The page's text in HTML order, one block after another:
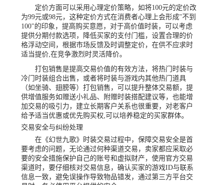
定价方面可以采用心理定价策略，如将100元的定价改
为99元或98元，这种定价方式在消费者心理上会形成"不到
100"的印象，提高购买意愿，对于高价值时装，可以考虑
提供分期付款选项，降低买家的支付门槛，设置合理的价
格浮动空间，根据市场反馈及时调整定价，在供不应求时
适当提价,在竞争激烈时灵活降价。
打包销售是提高交易价值的有效方法，将热门时装与
冷门时装组合出售，或者将时装与游戏内其他热门道具
（如坐骑、翅膀等）打包销售，可以提升整体交易额，提
供增值服务如赠送小礼品、附赠时装搭配建议等，也能增
加交易的吸引力，建立长期客户关系也很重要，对老客户
给予适当优惠或优先购买权,可以培养稳定的买家群体。
交易安全与纠纷处理
在《幻世九歌》时装交易过程中，保障交易安全是首
要考虑的问题，无论通过何种渠道交易，卖家都应采取必
要的安全措施保护自己的账号和虚拟财产，使用官方交易
渠道时，要仔细核对交易信息，确认买家的游戏ID与联系
信息一致，避免误操作导致物品错发，通过第三方平台交